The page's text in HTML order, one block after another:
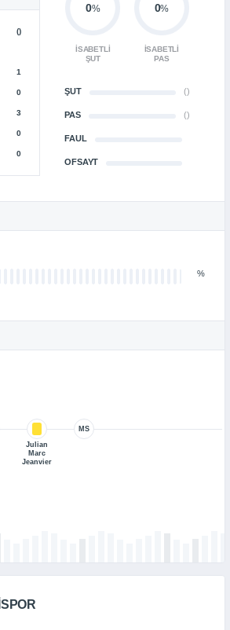
()
1
0
3
0
0
0%
İSABETLI
ŞUT
0%
İSABETLI
PAS
ŞUT ()
PAS ()
FAUL
OFSAYT
%
Julian
Marc
Jeanvier
MS